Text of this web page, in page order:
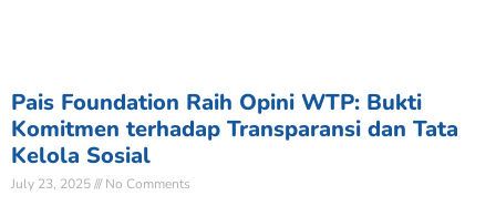
Pais Foundation Raih Opini WTP: Bukti
Komitmen terhadap Transparansi dan Tata
Kelola Sosial
July 23, 2025 No Comments